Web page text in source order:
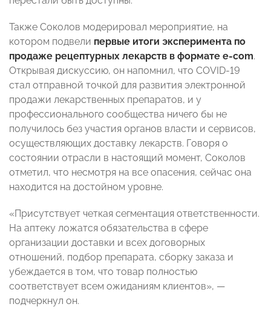
Также Соколов модерировал мероприятие, на
котором подвели первые итоги эксперимента по
продаже рецептурных лекарств в формате e-com.
Открывая дискуссию, он напомнил, что COVID-19
стал отправной точкой для развития электронной
продажи лекарственных препаратов, и у
профессионального сообщества ничего бы не
получилось без участия органов власти и сервисов,
осуществляющих доставку лекарств. Говоря о
состоянии отрасли в настоящий момент, Соколов
отметил, что несмотря на все опасения, сейчас она
находится на достойном уровне.
«Присутствует четкая сегментация ответственности.
На аптеку ложатся обязательства в сфере
организации доставки и всех договорных
отношений, подбор препарата, сборку заказа и
убеждается в том, что товар полностью
соответствует всем ожиданиям клиентов», —
подчеркнул он.